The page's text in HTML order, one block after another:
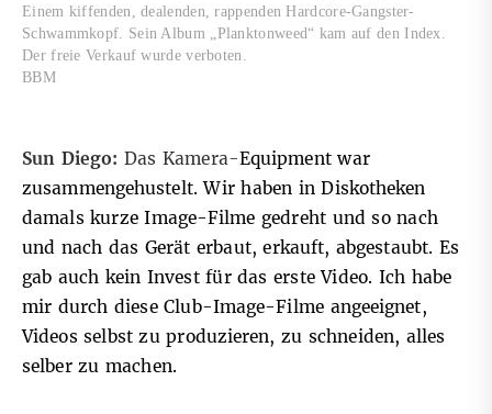
Einem kiffenden, dealenden, rappenden Hardcore-Gangster-
Schwammkopf. Sein Album „Planktonweed“ kam auf den Index.
Der freie Verkauf wurde verboten.
BBM
Sun Diego:Das Kamera-Equipment war
zusammengehustelt. Wir haben in Diskotheken
damals kurze Image-Filme gedreht und so nach
und nach das Gerät erbaut, erkauft, abgestaubt. Es
gab auch kein Invest für das erste Video. Ich habe
mir durch diese Club-Image-Filme angeeignet,
Videos selbst zu produzieren, zu schneiden, alles
selber zu machen.